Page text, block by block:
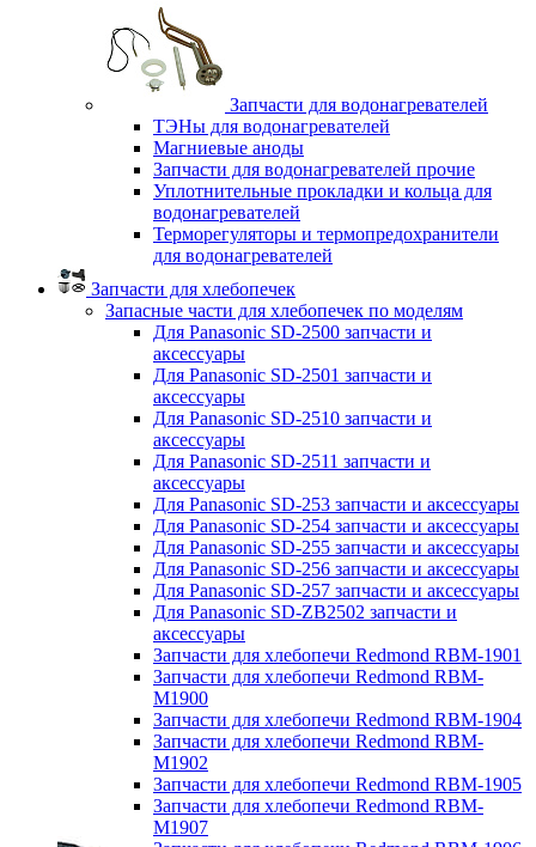
Запчасти для водонагревателей
ТЭНы для водонагревателей
Магниевые аноды
Запчасти для водонагревателей прочие
Уплотнительные прокладки и кольца для
водонагревателей
Терморегуляторы и термопредохранители
для водонагревателей
Запчасти для хлебопечек
Запасные части для хлебопечек по моделям
Для Panasonic SD-2500 запчасти и
аксессуары
Для Panasonic SD-2501 запчасти и
аксессуары
Для Panasonic SD-2510 запчасти и
аксессуары
Для Panasonic SD-2511 запчасти и
аксессуары
Для Panasonic SD-253 запчасти и аксессуары
Для Panasonic SD-254 запчасти и аксессуары
Для Panasonic SD-255 запчасти и аксессуары
Для Panasonic SD-256 запчасти и аксессуары
Для Panasonic SD-257 запчасти и аксессуары
Для Panasonic SD-ZB2502 запчасти и
аксессуары
Запчасти для хлебопечи Redmond RBM-1901
Запчасти для хлебопечи Redmond RBM-
M1900
Запчасти для хлебопечи Redmond RBM-1904
Запчасти для хлебопечи Redmond RBM-
M1902
Запчасти для хлебопечи Redmond RBM-1905
Запчасти для хлебопечи Redmond RBM-
M1907